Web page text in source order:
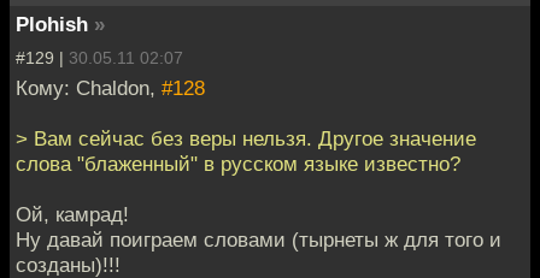
Plohish »
#129 | 30.05.11 02:07
Кому: Chaldon, #128
> Вам сейчас без веры нельзя. Другое значение
слова "блаженный" в русском языке известно?
Ой, камрад!
Ну давай поиграем словами (тырнеты ж для того и
созданы)!!!